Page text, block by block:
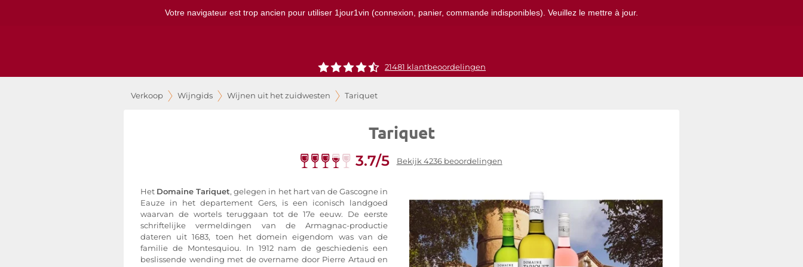
Votre navigateur est trop ancien pour utiliser 1jour1vin (connexion, panier, commande indisponibles). Veuillez le mettre à jour.
21481 klantbeoordelingen
Verkoop Wijngids Wijnen uit het zuidwesten Tariquet
Tariquet
3.7/5 Bekijk 4236 beoordelingen
Het Domaine Tariquet, gelegen in het hart van de Gascogne in
Eauze in het departement Gers, is een iconisch landgoed
waarvan de wortels teruggaan tot de 17e eeuw. De eerste
schriftelijke vermeldingen van de Armagnac-productie
dateren uit 1683, toen het domein eigendom was van de
familie de Montesquiou. In 1912 nam de geschiedenis een
beslissende wending met de overname door Pierre Artaud en